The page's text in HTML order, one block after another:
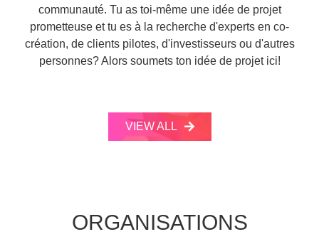
communauté. Tu as toi-même une idée de projet
prometteuse et tu es à la recherche d'experts en co-
création, de clients pilotes, d'investisseurs ou d'autres
personnes? Alors soumets ton idée de projet ici!
VIEW ALL
ORGANISATIONS